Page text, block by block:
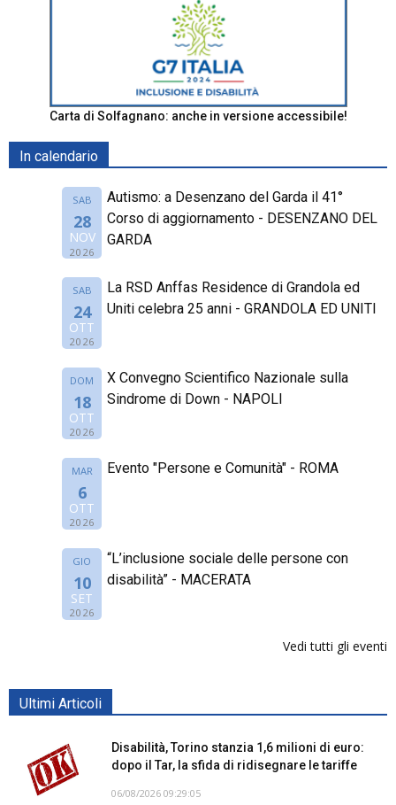
Carta di Solfagnano: anche in versione accessibile!
In calendario
SAB
28
NOV
2026
Autismo: a Desenzano del Garda il 41°
Corso di aggiornamento - DESENZANO DEL
GARDA
SAB
24
OTT
2026
La RSD Anffas Residence di Grandola ed
Uniti celebra 25 anni - GRANDOLA ED UNITI
DOM
18
OTT
2026
X Convegno Scientifico Nazionale sulla
Sindrome di Down - NAPOLI
MAR
6
OTT
2026
Evento "Persone e Comunità" - ROMA
GIO
10
SET
2026
“L’inclusione sociale delle persone con
disabilità” - MACERATA
Vedi tutti gli eventi
Ultimi Articoli
Disabilità, Torino stanzia 1,6 milioni di euro:
dopo il Tar, la sfida di ridisegnare le tariffe
06/08/2026 09:29:05